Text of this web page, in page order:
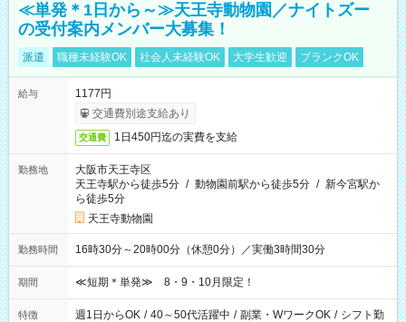
≪単発＊1日から～≫天王寺動物園／ナイトズー
の受付案内メンバー大募集！
派遣 職種未経験OK 社会人未経験OK 大学生歓迎 ブランクOK
給与
1177円
交通費別途支給あり
交通費 1日450円迄の実費を支給
勤務地
大阪市天王寺区
天王寺駅から徒歩5分 / 動物園前駅から徒歩5分 / 新今宮駅か
ら徒歩5分
天王寺動物園
勤務時間 16時30分～20時00分（休憩0分）／実働3時間30分
期間 ≪短期＊単発≫ 8・9・10月限定！
特徴 週1日からOK / 40～50代活躍中 / 副業・WワークOK / シフト勤